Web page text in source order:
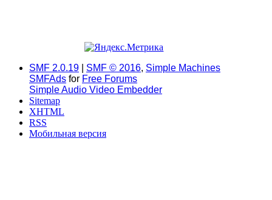
SMF 2.0.19 SMF © 2016, Simple Machines
SMFAds for Free Forums
Simple Audio Video Embedder
Sitemap
XHTML
RSS
Мобильная версия